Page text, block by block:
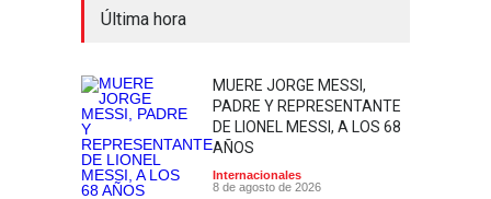
Última hora
MUERE JORGE MESSI,
PADRE Y REPRESENTANTE
DE LIONEL MESSI, A LOS 68
AÑOS
Internacionales
8 de agosto de 2026